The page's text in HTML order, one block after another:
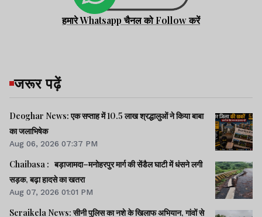
हमारे Whatsapp चैनल को Follow करें
जरूर पढ़ें
Deoghar News: एक सप्ताह में 10.5 लाख श्रद्धालुओं ने किया बाबा
का जलाभिषेक
Aug 06, 2026 07:37 PM
Chaibasa : बड़ाजामदा–मनोहरपुर मार्ग की सेंडैल घाटी में धंसने लगी
सड़क, बढ़ा हादसे का खतरा
Aug 07, 2026 01:01 PM
Seraikela News: सीनी पुलिस का नशे के खिलाफ अभियान, गांवों से